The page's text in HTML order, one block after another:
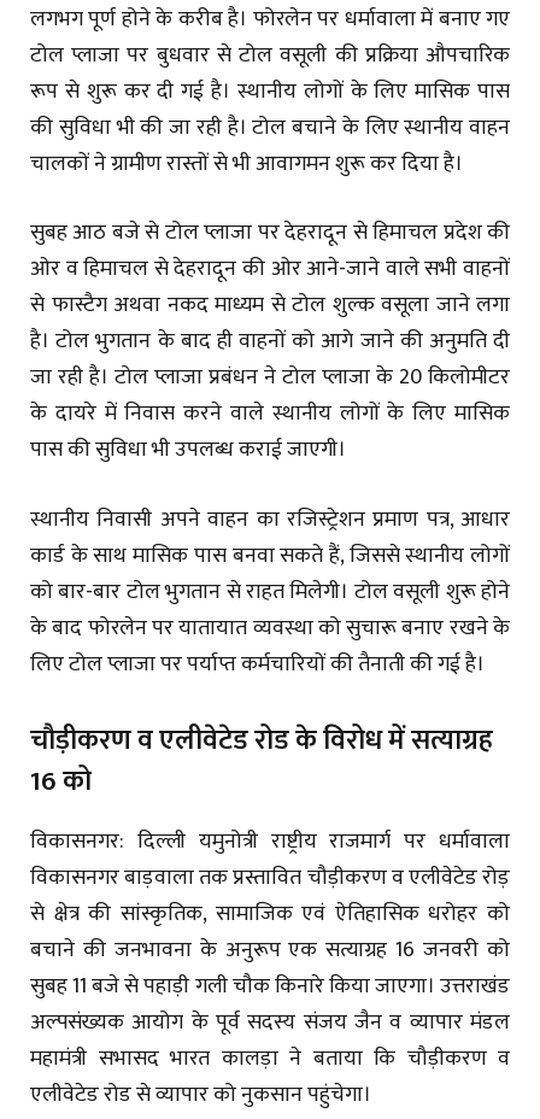
लगभग पूर्ण होने के करीब है। फोरलेन पर धर्मावाला में बनाए गए
टोल प्लाजा पर बुधवार से टोल वसूली की प्रक्रिया औपचारिक
रूप से शुरू कर दी गई है। स्थानीय लोगों के लिए मासिक पास
की सुविधा भी की जा रही है। टोल बचाने के लिए स्थानीय वाहन
चालकों ने ग्रामीण रास्तों से भी आवागमन शुरू कर दिया है।
सुबह आठ बजे से टोल प्लाजा पर देहरादून से हिमाचल प्रदेश की
ओर व हिमाचल से देहरादून की ओर आने-जाने वाले सभी वाहनों
से फास्टैग अथवा नकद माध्यम से टोल शुल्क वसूला जाने लगा
है। टोल भुगतान के बाद ही वाहनों को आगे जाने की अनुमति दी
जा रही है। टोल प्लाजा प्रबंधन ने टोल प्लाजा के 20 किलोमीटर
के दायरे में निवास करने वाले स्थानीय लोगों के लिए मासिक
पास की सुविधा भी उपलब्ध कराई जाएगी।
स्थानीय निवासी अपने वाहन का रजिस्ट्रेशन प्रमाण पत्र, आधार
कार्ड के साथ मासिक पास बनवा सकते हैं, जिससे स्थानीय लोगों
को बार-बार टोल भुगतान से राहत मिलेगी। टोल वसूली शुरू होने
के बाद फोरलेन पर यातायात व्यवस्था को सुचारू बनाए रखने के
लिए टोल प्लाजा पर पर्याप्त कर्मचारियों की तैनाती की गई है।
चौड़ीकरण व एलीवेटेड रोड के विरोध में सत्याग्रह
16 को
विकासनगर: दिल्ली यमुनोत्री राष्ट्रीय राजमार्ग पर धर्मावाला
विकासनगर बाड़वाला तक प्रस्तावित चौड़ीकरण व एलीवेटेड रोड़
से क्षेत्र की सांस्कृतिक, सामाजिक एवं ऐतिहासिक धरोहर को
बचाने की जनभावना के अनुरूप एक सत्याग्रह 16 जनवरी को
सुबह 11 बजे से पहाड़ी गली चौक किनारे किया जाएगा। उत्तराखंड
अल्पसंख्यक आयोग के पूर्व सदस्य संजय जैन व व्यापार मंडल
महामंत्री सभासद भारत कालड़ा ने बताया कि चौड़ीकरण व
एलीवेटेड रोड से व्यापार को नुकसान पहुंचेगा।